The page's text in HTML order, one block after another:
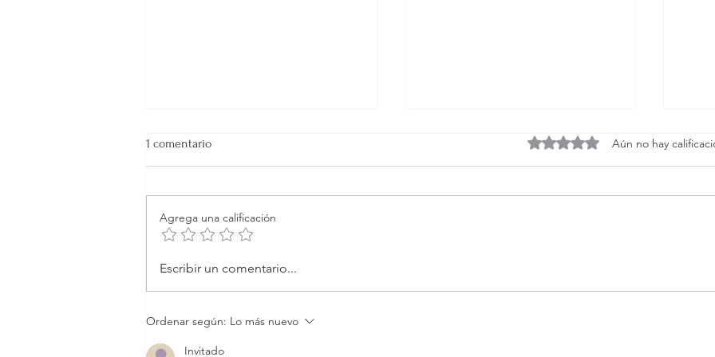
1 comentario Obtuvo 0 de 5 estrellas.
Aún no hay
Agrega una calificación
Escribir un comentario...
Ordenar según: Lo más nuevo
Invitado